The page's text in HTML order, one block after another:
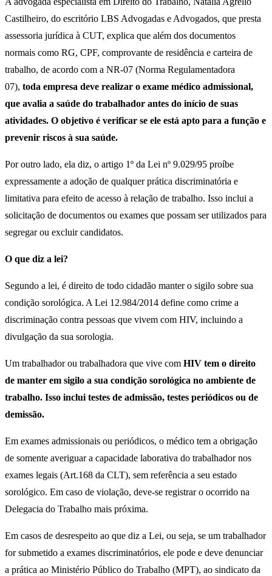
Castilheiro, do escritório LBS Advogadas e Advogados, que presta
assessoria jurídica à CUT, explica que além dos documentos
normais como RG, CPF, comprovante de residência e carteira de
trabalho, de acordo com a NR-07 (Norma Regulamentadora
07), toda empresa deve realizar o exame médico admissional,
que avalia a saúde do trabalhador antes do início de suas
atividades. O objetivo é verificar se ele está apto para a função e
prevenir riscos à sua saúde.
Por outro lado, ela diz, o artigo 1º da Lei nº 9.029/95 proíbe
expressamente a adoção de qualquer prática discriminatória e
limitativa para efeito de acesso à relação de trabalho. Isso inclui a
solicitação de documentos ou exames que possam ser utilizados para
segregar ou excluir candidatos.
O que diz a lei?
Segundo a lei, é direito de todo cidadão manter o sigilo sobre sua
condição sorológica. A Lei 12.984/2014 define como crime a
discriminação contra pessoas que vivem com HIV, incluindo a
divulgação da sua sorologia.
Um trabalhador ou trabalhadora que vive com HIV tem o direito
de manter em sigilo a sua condição sorológica no ambiente de
trabalho. Isso inclui testes de admissão, testes periódicos ou de
demissão.
Em exames admissionais ou periódicos, o médico tem a obrigação
de somente averiguar a capacidade laborativa do trabalhador nos
exames legais (Art.168 da CLT), sem referência a seu estado
sorológico. Em caso de violação, deve-se registrar o ocorrido na
Delegacia do Trabalho mais próxima.
Em casos de desrespeito ao que diz a Lei, ou seja, se um trabalhador
for submetido a exames discriminatórios, ele pode e deve denunciar
a prática ao Ministério Público do Trabalho (MPT), ao sindicato da